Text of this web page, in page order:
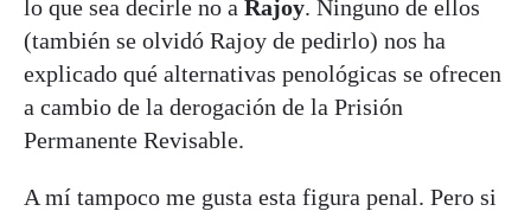
lo que sea decirle no a Rajoy. Ninguno de ellos
(también se olvidó Rajoy de pedirlo) nos ha
explicado qué alternativas penológicas se ofrecen
a cambio de la derogación de la Prisión
Permanente Revisable.
A mí tampoco me gusta esta figura penal. Pero si